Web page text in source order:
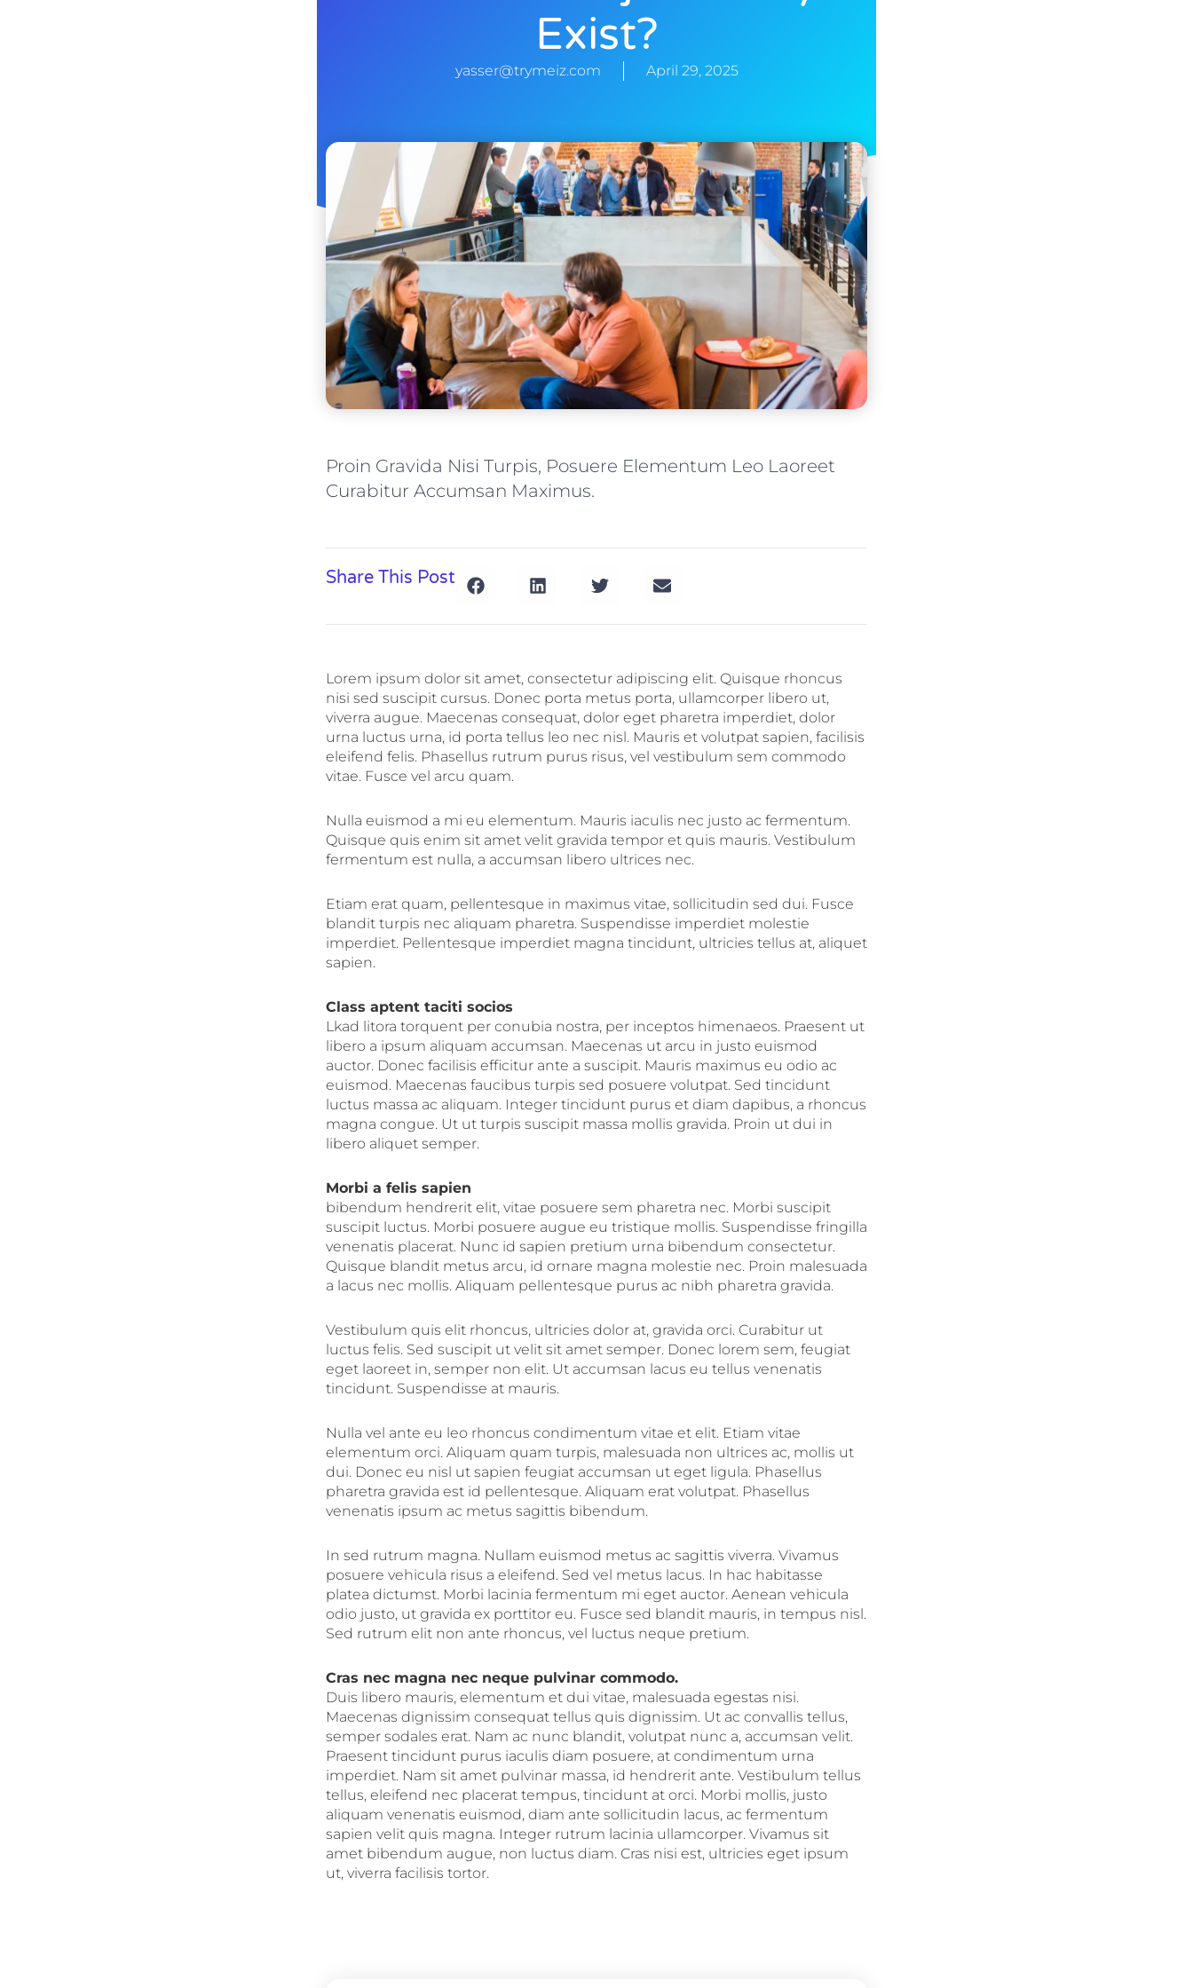
Exist?
yasser@trymeiz.com April 29, 2025
Proin Gravida Nisi Turpis, Posuere Elementum Leo Laoreet
Curabitur Accumsan Maximus.
Share This Post
Lorem ipsum dolor sit amet, consectetur adipiscing elit. Quisque rhoncus
nisi sed suscipit cursus. Donec porta metus porta, ullamcorper libero ut,
viverra augue. Maecenas consequat, dolor eget pharetra imperdiet, dolor
urna luctus urna, id porta tellus leo nec nisl. Mauris et volutpat sapien, facilisis
eleifend felis. Phasellus rutrum purus risus, vel vestibulum sem commodo
vitae. Fusce vel arcu quam.
Nulla euismod a mi eu elementum. Mauris iaculis nec justo ac fermentum.
Quisque quis enim sit amet velit gravida tempor et quis mauris. Vestibulum
fermentum est nulla, a accumsan libero ultrices nec.
Etiam erat quam, pellentesque in maximus vitae, sollicitudin sed dui. Fusce
blandit turpis nec aliquam pharetra. Suspendisse imperdiet molestie
imperdiet. Pellentesque imperdiet magna tincidunt, ultricies tellus at, aliquet
sapien.
Class aptent taciti socios
Lkad litora torquent per conubia nostra, per inceptos himenaeos. Praesent ut
libero a ipsum aliquam accumsan. Maecenas ut arcu in justo euismod
auctor. Donec facilisis efficitur ante a suscipit. Mauris maximus eu odio ac
euismod. Maecenas faucibus turpis sed posuere volutpat. Sed tincidunt
luctus massa ac aliquam. Integer tincidunt purus et diam dapibus, a rhoncus
magna congue. Ut ut turpis suscipit massa mollis gravida. Proin ut dui in
libero aliquet semper.
Morbi a felis sapien
bibendum hendrerit elit, vitae posuere sem pharetra nec. Morbi suscipit
suscipit luctus. Morbi posuere augue eu tristique mollis. Suspendisse fringilla
venenatis placerat. Nunc id sapien pretium urna bibendum consectetur.
Quisque blandit metus arcu, id ornare magna molestie nec. Proin malesuada
a lacus nec mollis. Aliquam pellentesque purus ac nibh pharetra gravida.
Vestibulum quis elit rhoncus, ultricies dolor at, gravida orci. Curabitur ut
luctus felis. Sed suscipit ut velit sit amet semper. Donec lorem sem, feugiat
eget laoreet in, semper non elit. Ut accumsan lacus eu tellus venenatis
tincidunt. Suspendisse at mauris.
Nulla vel ante eu leo rhoncus condimentum vitae et elit. Etiam vitae
elementum orci. Aliquam quam turpis, malesuada non ultrices ac, mollis ut
dui. Donec eu nisl ut sapien feugiat accumsan ut eget ligula. Phasellus
pharetra gravida est id pellentesque. Aliquam erat volutpat. Phasellus
venenatis ipsum ac metus sagittis bibendum.
In sed rutrum magna. Nullam euismod metus ac sagittis viverra. Vivamus
posuere vehicula risus a eleifend. Sed vel metus lacus. In hac habitasse
platea dictumst. Morbi lacinia fermentum mi eget auctor. Aenean vehicula
odio justo, ut gravida ex porttitor eu. Fusce sed blandit mauris, in tempus nisl.
Sed rutrum elit non ante rhoncus, vel luctus neque pretium.
Cras nec magna nec neque pulvinar commodo.
Duis libero mauris, elementum et dui vitae, malesuada egestas nisi.
Maecenas dignissim consequat tellus quis dignissim. Ut ac convallis tellus,
semper sodales erat. Nam ac nunc blandit, volutpat nunc a, accumsan velit.
Praesent tincidunt purus iaculis diam posuere, at condimentum urna
imperdiet. Nam sit amet pulvinar massa, id hendrerit ante. Vestibulum tellus
tellus, eleifend nec placerat tempus, tincidunt at orci. Morbi mollis, justo
aliquam venenatis euismod, diam ante sollicitudin lacus, ac fermentum
sapien velit quis magna. Integer rutrum lacinia ullamcorper. Vivamus sit
amet bibendum augue, non luctus diam. Cras nisi est, ultricies eget ipsum
ut, viverra facilisis tortor.